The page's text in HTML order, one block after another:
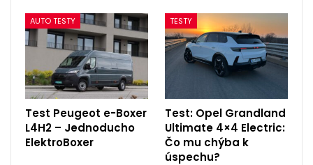
AUTO TESTY
Test Peugeot e-Boxer
L4H2 – Jednoducho
ElektroBoxer
TESTY
Test: Opel Grandland
Ultimate 4×4 Electric:
Čo mu chýba k
úspechu?